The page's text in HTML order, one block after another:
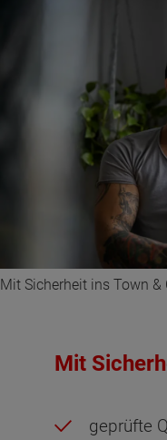
Mit Sicherheit ins Town
Mit
geprüfte